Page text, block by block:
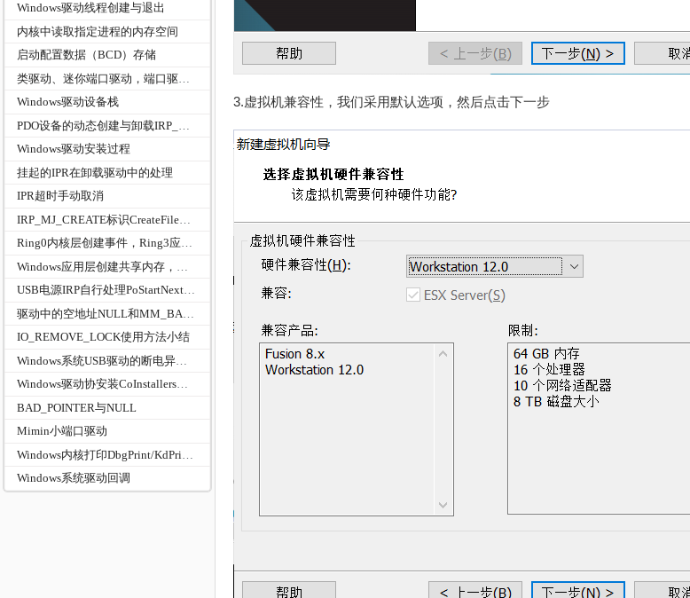
Windows驱动线程创建与退出
内核中读取指定进程的内存空间
启动配置数据（BCD）存储
Windows驱动设备栈
Windows驱动安装过程
挂起的IPR在卸载驱动中的处理
IPR超时手动取消
Ring0内核层创建事件，Ring3应用层接收
USB电源IRP自行处理PoStartNextPowerIrp
IO_REMOVE_LOCK使用方法小结
Windows驱动协安装CoInstallers被废弃了?
BAD_POINTER与NULL
Mimin小端口驱动
Windows系统驱动回调
3.虚拟机兼容性，我们采用默认选项，然后点击下一步